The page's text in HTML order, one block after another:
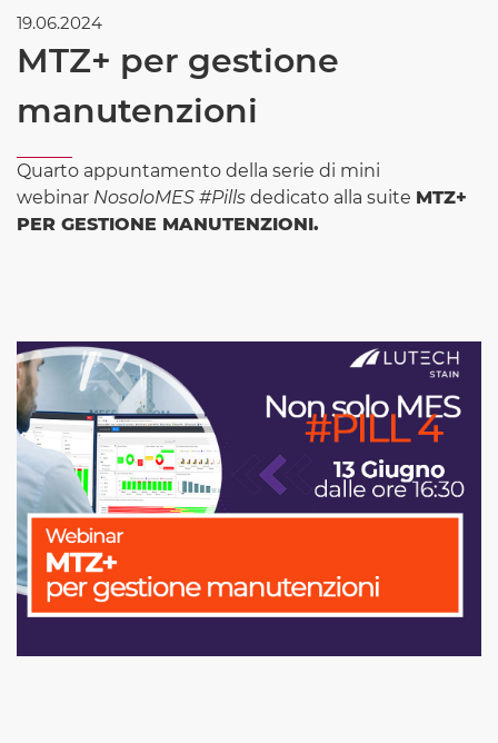
19.06.2024
MTZ+ per gestione
manutenzioni
Quarto appuntamento della serie di mini
webinar NosoloMES #Pills dedicato alla suite MTZ+
PER GESTIONE MANUTENZIONI.